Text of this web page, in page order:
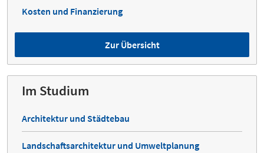
Kosten und Finanzierung
Zur Übersicht
Im Studium
Architektur und Städtebau
Landschaftsarchitektur und Umweltplanung